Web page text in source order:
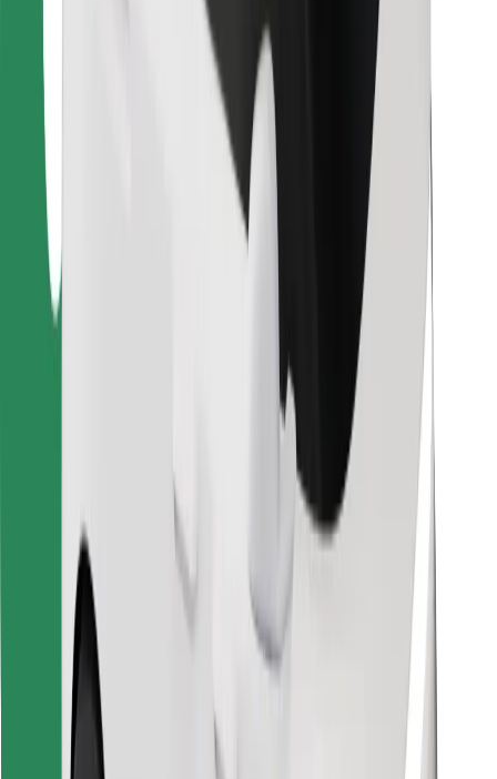
Όροι & Προϋποθέσεις
Πάρε ταξί μέσα σε λίγα λεπτά!
Κατέβασε την εφαρμογή Bolt
Κατεβάστε την εφαρμογή Bolt Food